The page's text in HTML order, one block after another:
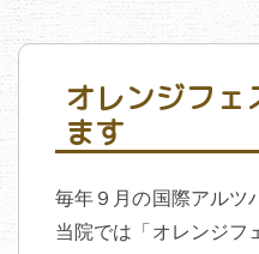
オレンジフェ
ます
毎年９月の国際アルツ
当院では「オレンジフ